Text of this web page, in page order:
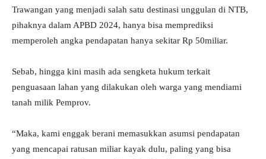
Trawangan yang menjadi salah satu destinasi unggulan di NTB,
pihaknya dalam APBD 2024, hanya bisa memprediksi
memperoleh angka pendapatan hanya sekitar Rp 50miliar.
Sebab, hingga kini masih ada sengketa hukum terkait
penguasaan lahan yang dilakukan oleh warga yang mendiami
tanah milik Pemprov.
“Maka, kami enggak berani memasukkan asumsi pendapatan
yang mencapai ratusan miliar kayak dulu, paling yang bisa